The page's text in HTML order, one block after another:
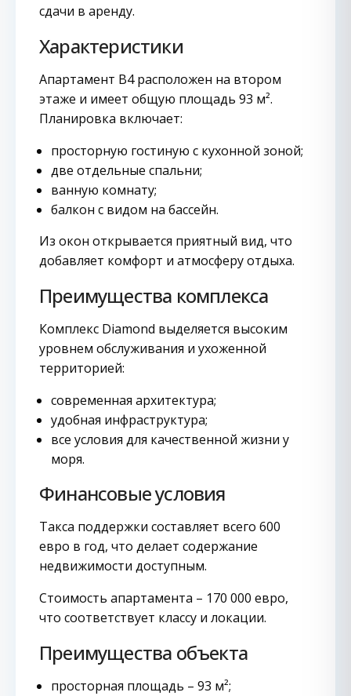
сдачи в аренду.
Характеристики
Апартамент B4 расположен на втором
этаже и имеет общую площадь 93 м².
Планировка включает:
просторную гостиную с кухонной зоной;
две отдельные спальни;
ванную комнату;
балкон с видом на бассейн.
Из окон открывается приятный вид, что
добавляет комфорт и атмосферу отдыха.
Преимущества комплекса
Комплекс Diamond выделяется высоким
уровнем обслуживания и ухоженной
территорией:
современная архитектура;
удобная инфраструктура;
все условия для качественной жизни у
моря.
Финансовые условия
Такса поддержки составляет всего 600
евро в год, что делает содержание
недвижимости доступным.
Стоимость апартамента – 170 000 евро,
что соответствует классу и локации.
Преимущества объекта
просторная площадь – 93 м²;